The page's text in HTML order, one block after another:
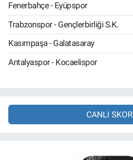
Fenerbahçe - Eyüpspor
Trabzonspor - Gençlerbirliği S.K.
Kasımpaşa - Galatasaray
Antalyaspor - Kocaelispor
CANLI SKOR